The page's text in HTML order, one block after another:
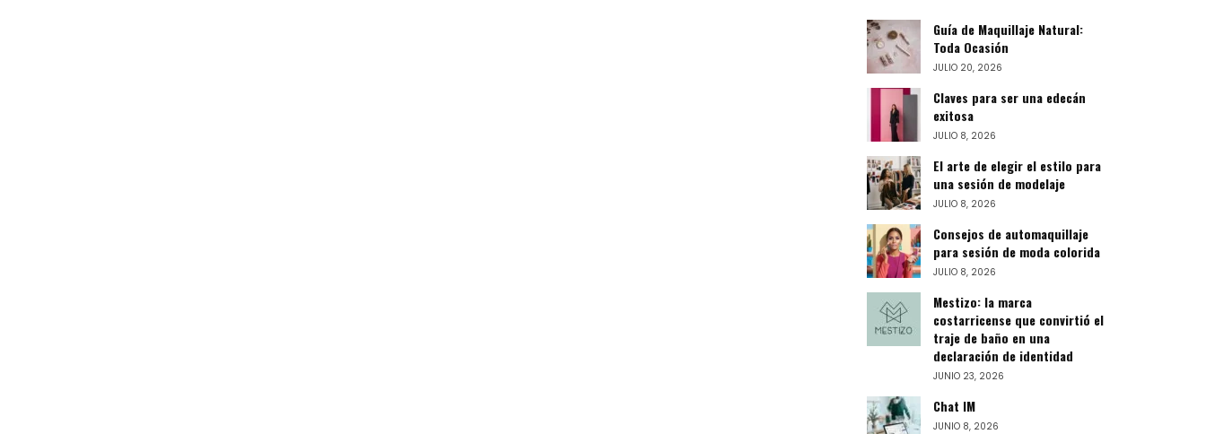
Guía de Maquillaje Natural:
Toda Ocasión
JULIO 20, 2026
Claves para ser una edecán
exitosa
JULIO 8, 2026
El arte de elegir el estilo para
una sesión de modelaje
JULIO 8, 2026
Consejos de automaquillaje
para sesión de moda colorida
JULIO 8, 2026
Mestizo: la marca
costarricense que convirtió el
traje de baño en una
declaración de identidad
JUNIO 23, 2026
Chat IM
JUNIO 8, 2026